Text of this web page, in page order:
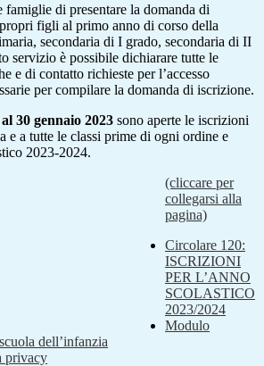
di presentare la domanda di
figli al primo anno di corso della
secondaria di I grado, secondaria di II
servizio è possibile dichiarare tutte le
e di contatto richieste per l’accesso
per compilare la domanda di iscrizione.
30 gennaio 2023 sono aperte le iscrizioni
e a tutte le classi prime di ogni ordine e
2023-2024.
(cliccare per
collegarsi alla
pagina)
Circolare 120:
ISCRIZIONI
PER L’ANNO
SCOLASTICO
2023/2024
Modulo
dell’infanzia
privacy